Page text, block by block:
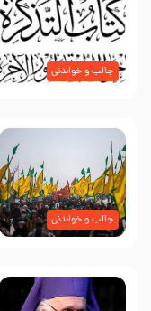
جالب و خواندنی
جالب و خواندنی